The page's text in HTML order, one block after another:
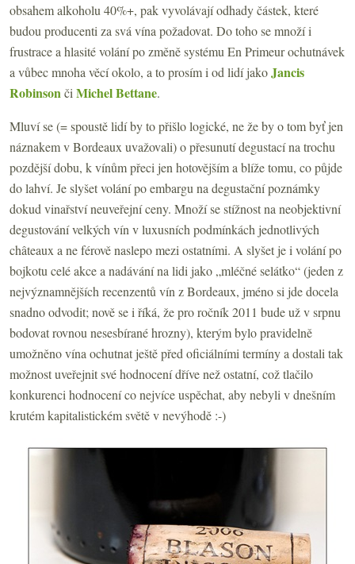
obsahem alkoholu 40%+, pak vyvolávají odhady částek, které
budou producenti za svá vína požadovat. Do toho se množí i
frustrace a hlasité volání po změně systému En Primeur ochutnávek
a vůbec mnoha věcí okolo, a to prosím i od lidí jakoJancis
Robinsonči Michel Bettane.
Mluví se (= spoustě lidí by to přišlo logické, ne že by o tom byť jen
náznakem v Bordeaux uvažovali) o přesunutí degustací na trochu
pozdější dobu, k vínům přeci jen hotovějším a blíže tomu, co půjde
do lahví. Je slyšet volání po embargu na degustační poznámky
dokud vinařství neuveřejní ceny. Množí se stížnost na neobjektivní
degustování velkých vín v luxusních podmínkách jednotlivých
châteaux a ne férově naslepo mezi ostatními. A slyšet je i volání po
bojkotu celé akce a nadávání na lidi jako „mléčné selátko“ (jeden z
nejvýznamnějších recenzentů vín z Bordeaux, jméno si jde docela
snadno odvodit; nově se i říká, že pro ročník 2011 bude už v srpnu
bodovat rovnou nesesbírané hrozny), kterým bylo pravidelně
umožněno vína ochutnat ještě před oficiálními termíny a dostali tak
možnost uveřejnit své hodnocení dříve než ostatní, což tlačilo
konkurenci hodnocení co nejvíce uspěchat, aby nebyli v dnešním
krutém kapitalistickém světě v nevýhodě :-)